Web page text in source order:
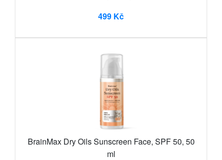
499 Kč
BrainMax Dry Oils Sunscreen Face, SPF 50, 50
ml